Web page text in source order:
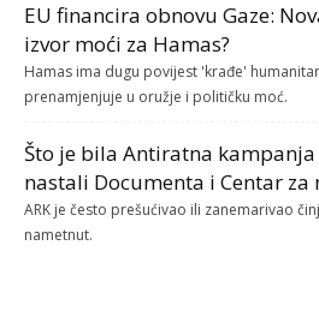
EU financira obnovu Gaze:
izvor moći za Hamas?
Hamas ima dugu povijest 'krađe'
prenamjenjuje u oružje i političku moć.
Što je bila Antiratna
nastali Documenta i Centar za
ARK je često prešućivao ili zanemarivao
nametnut.